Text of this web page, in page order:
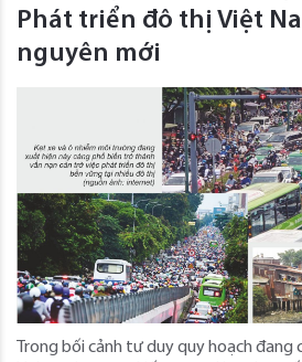
Phát triển đô thị Việt
nguyên mới
Trong bối cảnh tư duy quy hoạch đang